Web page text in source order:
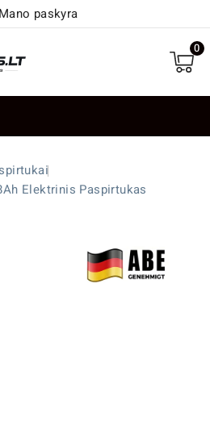
Mano paskyra
0
Elektrinis Paspirtukas